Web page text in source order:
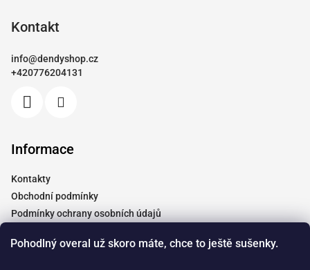
Pohodlný overal už skoro máte, chce to ještě sušenky.
Kontakt
info@dendyshop.cz
+420776204131
Informace
Kontakty
Obchodní podmínky
Podmínky ochrany osobních údajů
Moje objednávka